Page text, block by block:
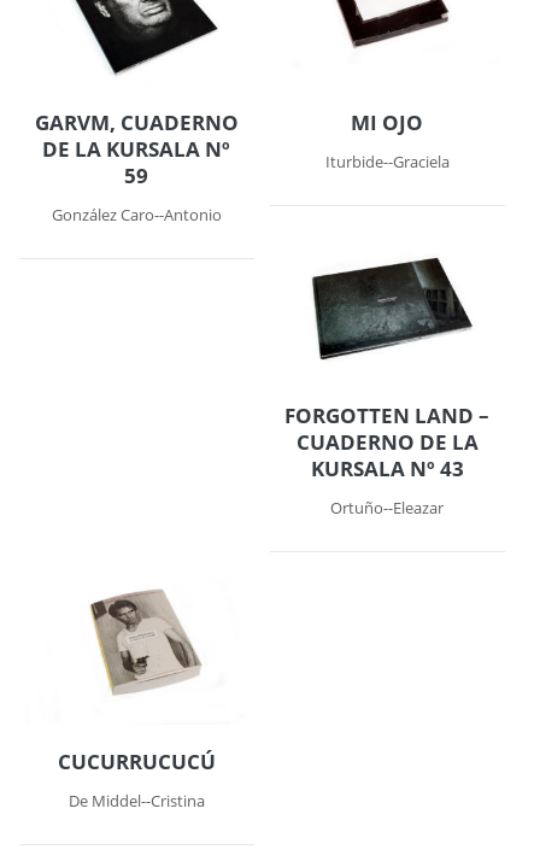
GARVM, CUADERNO
DE LA KURSALA Nº
59
González Caro--Antonio
MI OJO
Iturbide--Graciela
FORGOTTEN LAND –
CUADERNO DE LA
KURSALA Nº 43
Ortuño--Eleazar
CUCURRUCUCÚ
De Middel--Cristina